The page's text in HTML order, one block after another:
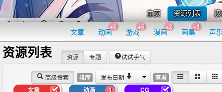
主页 资源列表
文章 动画
+6
游戏
+6
漫画
+2
画集
+1
声
资源列表
高级搜索 排序 发布日期 查看
资源 专题 试试手气
文章 1
动画 CG